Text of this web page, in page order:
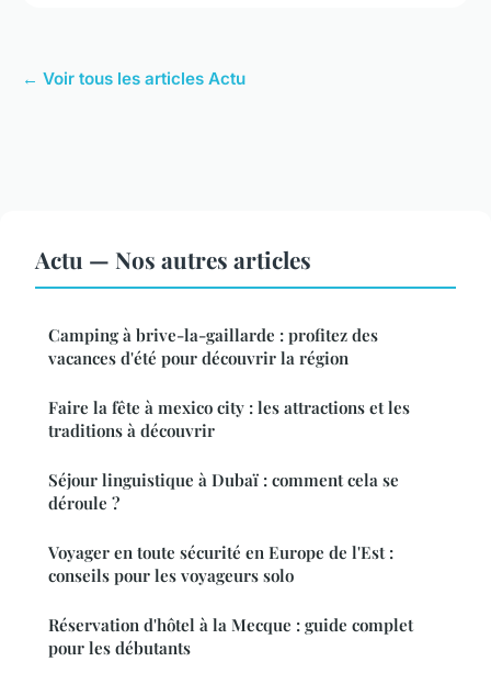
← Voir tous les articles Actu
Actu — Nos autres articles
Camping à brive-la-gaillarde : profitez des
vacances d'été pour découvrir la région
Faire la fête à mexico city : les attractions et les
traditions à découvrir
Séjour linguistique à Dubaï : comment cela se
déroule ?
Voyager en toute sécurité en Europe de l'Est :
conseils pour les voyageurs solo
Réservation d'hôtel à la Mecque : guide complet
pour les débutants